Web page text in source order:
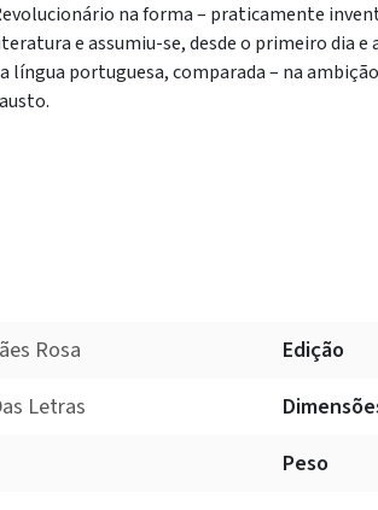
na forma – praticamente
e assumiu-se, desde o primeiro dia
língua portuguesa, comparada – na
Rosa
Letras
Edição
Peso